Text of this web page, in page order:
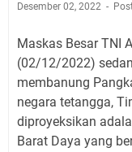
Desember 02, 2022
Maskas Besar TNI
(02/12/2022)
membanung
negara tetangga,
diproyeksikan
Barat Daya yang